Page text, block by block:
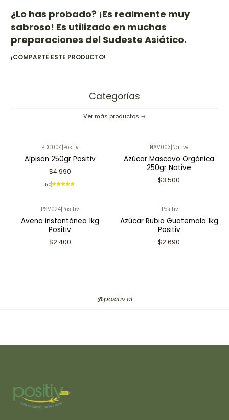
¿Lo has probado? ¡Es realmente muy
sabroso! Es utilizado en muchas
preparaciones del Sudeste Asiático.
¡COMPARTE ESTE PRODUCTO!
Categorías
Ver más productos
PDC004|Postiv
Alpisan 250gr Positiv
$4.990
5.0
NAV003|Native
Azúcar Mascavo Orgánica
250gr Native
$3.500
PSV024|Positiv
Avena instantánea 1kg
Positiv
$2.400
|Positiv
Azúcar Rubia Guatemala 1kg
Positiv
$2.690
@positiv.cl